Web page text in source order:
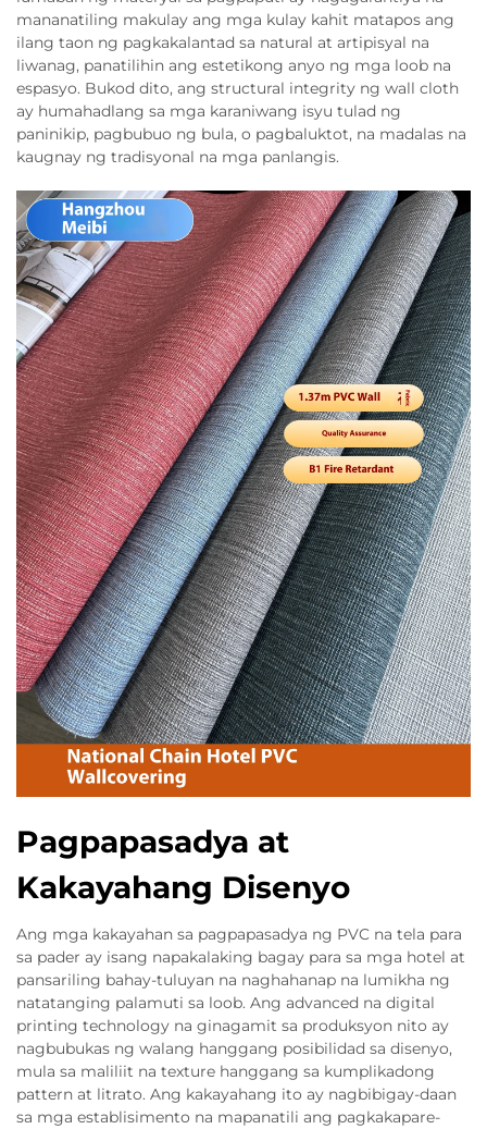
mananatiling makulay ang mga kulay kahit matapos ang
ilang taon ng pagkakalantad sa natural at artipisyal na
liwanag, panatilihin ang estetikong anyo ng mga loob na
espasyo. Bukod dito, ang structural integrity ng wall cloth
ay humahadlang sa mga karaniwang isyu tulad ng
paninikip, pagbubuo ng bula, o pagbaluktot, na madalas na
kaugnay ng tradisyonal na mga panlangis.
Pagpapasadya at
Kakayahang Disenyo
Ang mga kakayahan sa pagpapasadya ng PVC na tela para
sa pader ay isang napakalaking bagay para sa mga hotel at
pansariling bahay-tuluyan na naghahanap na lumikha ng
natatanging palamuti sa loob. Ang advanced na digital
printing technology na ginagamit sa produksyon nito ay
nagbubukas ng walang hanggang posibilidad sa disenyo,
mula sa maliliit na texture hanggang sa kumplikadong
pattern at litrato. Ang kakayahang ito ay nagbibigay-daan
sa mga establisimento na mapanatili ang pagkakapare-